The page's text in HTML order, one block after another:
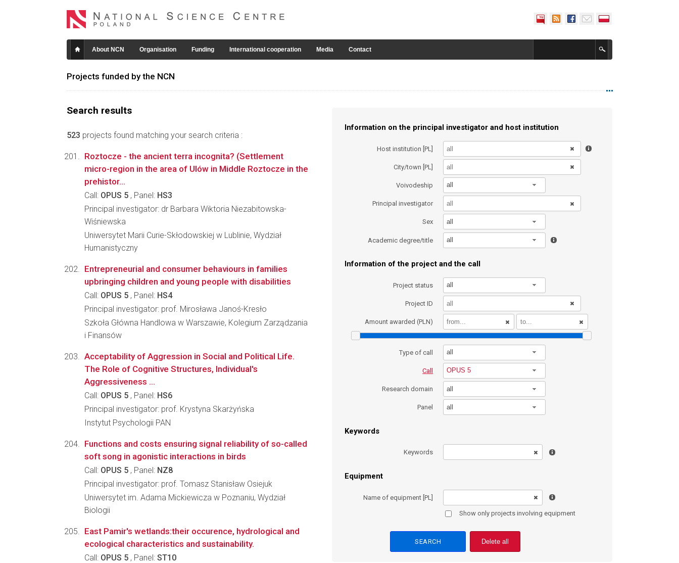
About NCN Organisation Funding International cooperation Media Contact
Projects funded by the NCN
Search results
523 projects found matching your search criteria :
Information on the principal investigator and host institution
Host institution [PL]
City/town [PL]
Voivodeship all
Principal investigator
Sex all
Academic degree/title all
Information of the project and the call
Project status all
Project ID
Amount awarded (PLN)
Type of call all
Call OPUS 5
Research domain all
Panel all
Keywords
Keywords
Equipment
Name of equipment [PL]
Show only projects involving equipment
Delete all
Roztocze - the ancient terra incognita? (Settlement
micro-region in the area of Ulów in Middle Roztocze in the
prehistor...
Call: OPUS 5 , Panel: HS3
Principal investigator: dr Barbara Wiktoria Niezabitowska-
Wiśniewska
Uniwersytet Marii Curie-Skłodowskiej w Lublinie, Wydział
Humanistyczny
Entrepreneurial and consumer behaviours in families
upbringing children and young people with disabilities
Call: OPUS 5 , Panel: HS4
Principal investigator: prof. Mirosława Janoś-Kresło
Szkoła Główna Handlowa w Warszawie, Kolegium Zarządzania
i Finansów
Acceptability of Aggression in Social and Political Life.
The Role of Cognitive Structures, Individual's
Aggressiveness ...
Call: OPUS 5 , Panel: HS6
Principal investigator: prof. Krystyna Skarżyńska
Instytut Psychologii PAN
Functions and costs ensuring signal reliability of so-called
soft song in agonistic interactions in birds
Call: OPUS 5 , Panel: NZ8
Principal investigator: prof. Tomasz Stanisław Osiejuk
Uniwersytet im. Adama Mickiewicza w Poznaniu, Wydział
Biologii
East Pamir's wetlands:their occurence, hydrological and
ecological characteristics and sustainability.
Call: OPUS 5 , Panel: ST10